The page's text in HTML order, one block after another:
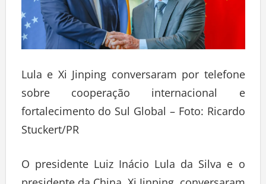
Lula e Xi Jinping conversaram por telefone
sobre cooperação internacional e
fortalecimento do Sul Global – Foto: Ricardo
Stuckert/PR
O presidente Luiz Inácio Lula da Silva e o
presidente da China, Xi Jinping, conversaram